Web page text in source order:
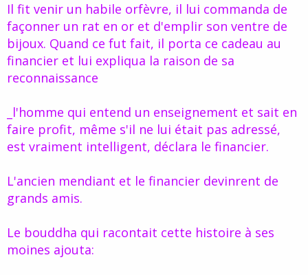
Il fit venir un habile orfèvre, il lui commanda de
façonner un rat en or et d'emplir son ventre de
bijoux. Quand ce fut fait, il porta ce cadeau au
financier et lui expliqua la raison de sa
reconnaissance
_l'homme qui entend un enseignement et sait en
faire profit, même s'il ne lui était pas adressé,
est vraiment intelligent, déclara le financier.
L'ancien mendiant et le financier devinrent de
grands amis.
Le bouddha qui racontait cette histoire à ses
moines ajouta: